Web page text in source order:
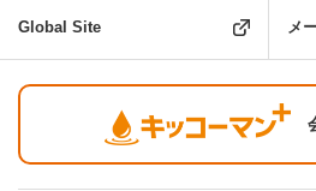
Global Site メ